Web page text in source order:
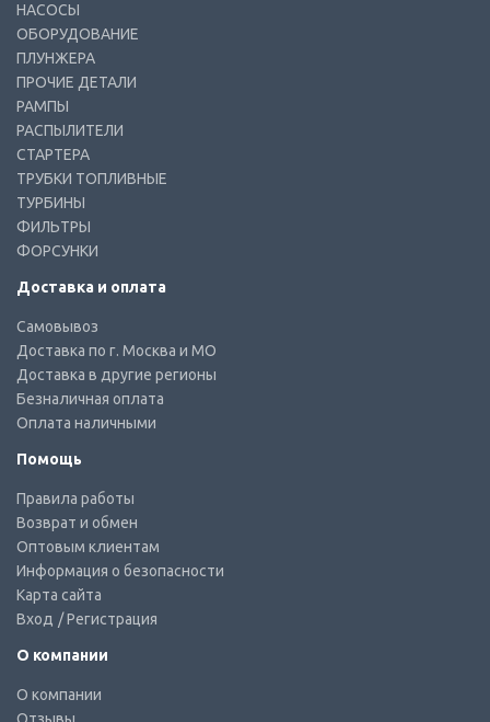
НАСОСЫ
ОБОРУДОВАНИЕ
ПЛУНЖЕРА
ПРОЧИЕ ДЕТАЛИ
РАМПЫ
РАСПЫЛИТЕЛИ
СТАРТЕРА
ТРУБКИ ТОПЛИВНЫЕ
ТУРБИНЫ
ФИЛЬТРЫ
ФОРСУНКИ
Доставка и оплата
Самовывоз
Доставка по г. Москва и МО
Доставка в другие регионы
Безналичная оплата
Оплата наличными
Помощь
Правила работы
Возврат и обмен
Оптовым клиентам
Информация о безопасности
Карта сайта
Вход / Регистрация
О компании
О компании